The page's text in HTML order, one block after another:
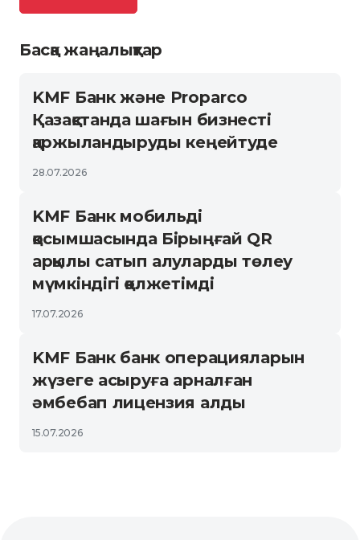
Басқа жаңалықтар
KMF Банк және Proparco
Қазақстанда шағын бизнесті
қаржыландыруды кеңейтуде
28.07.2026
KMF Банк мобильді
қосымшасында Бірыңғай QR
арқылы сатып алуларды төлеу
мүмкіндігі қолжетімді
17.07.2026
KMF Банк банк операцияларын
жүзеге асыруға арналған
әмбебап лицензия алды
15.07.2026